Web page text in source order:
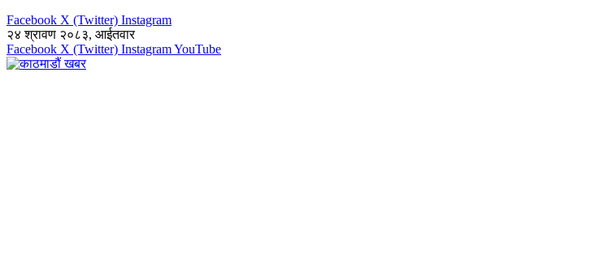
Facebook X (Twitter) Instagram
२४ श्रावण २०८३, आईतवार
Facebook X (Twitter) InstagramYouTube